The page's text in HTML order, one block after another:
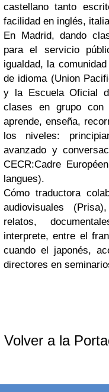
castellano tanto
facilidad en inglés,
En Madrid, dando
para el servicio
igualdad, la
de idioma (Union
y la Escuela Oficial
clases en grupo con
aprende, enseña,
los niveles:
avanzado y
CECR:Cadre
langues).
Cómo traductora
audiovisuales
relatos,
interprete, entre el
cuando el japonés,
directores en
Volver a la